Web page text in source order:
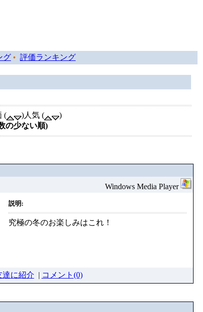
グ • 評価ランキング
( )人気 (
)
の少ない順)
Windows Media Player
説明:
究極の冬のお楽しみはこれ！
達に紹介 | コメント(0)